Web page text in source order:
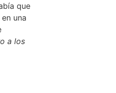
que
una
a los